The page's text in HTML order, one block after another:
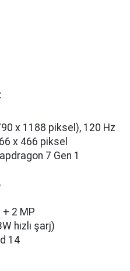
x 1188 piksel), 120 Hz
x 466 piksel
7 Gen 1
2 MP
hızlı şarj)
14